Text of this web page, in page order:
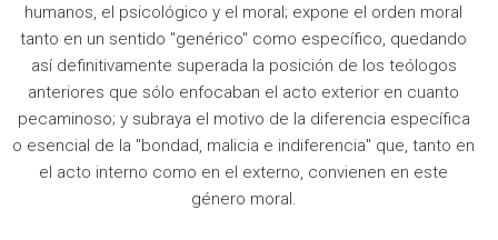
humanos, el psicológico y el moral; expone el orden moral
tanto en un sentido "genérico" como específico, quedando
así definitivamente superada la posición de los teólogos
anteriores que sólo enfocaban el acto exterior en cuanto
pecaminoso; y subraya el motivo de la diferencia específica
o esencial de la "bondad, malicia e indiferencia" que, tanto en
el acto interno como en el externo, convienen en este
género moral.